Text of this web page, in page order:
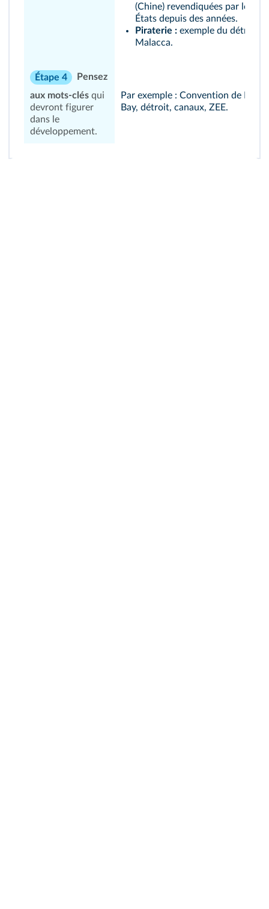
(Chine) revendiquées par les
États depuis des années.
Piraterie : exemple du détroit
Malacca.
Étape 4
Pensez
aux mots-clés qui
devront figurer
dans le
développement.
Par exemple : Convention de
Bay, détroit, canaux, ZEE.